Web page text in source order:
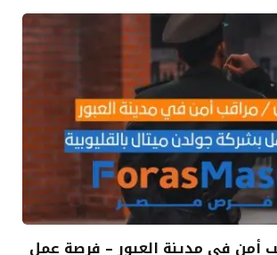
أمن في مدينة العبور – فرصة عمل